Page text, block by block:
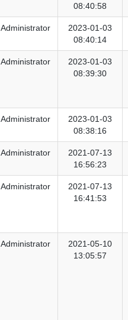
08:40:58
Administrator
2023-01-03
08:40:14
Administrator
2023-01-03
08:39:30
Administrator
2023-01-03
08:38:16
Administrator
2021-07-13
16:56:23
Administrator
2021-07-13
16:41:53
Administrator
2021-05-10
13:05:57